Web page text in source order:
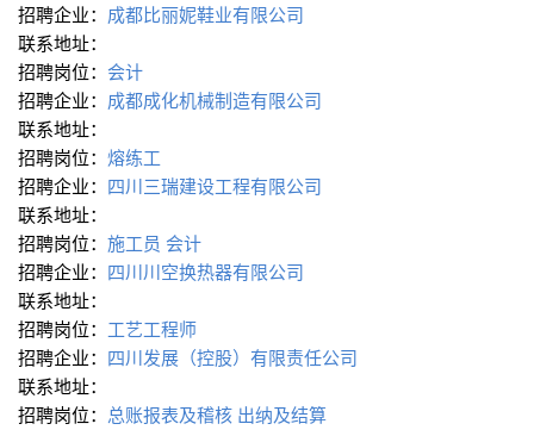
招聘企业： 成都比丽妮鞋业有限公司
联系地址：
招聘岗位： 会计
招聘企业： 成都成化机械制造有限公司
联系地址：
招聘岗位： 熔练工
招聘企业： 四川三瑞建设工程有限公司
联系地址：
招聘岗位： 施工员 会计
招聘企业： 四川川空换热器有限公司
联系地址：
招聘岗位： 工艺工程师
招聘企业： 四川发展（控股）有限责任公司
联系地址：
招聘岗位： 总账报表及稽核 出纳及结算